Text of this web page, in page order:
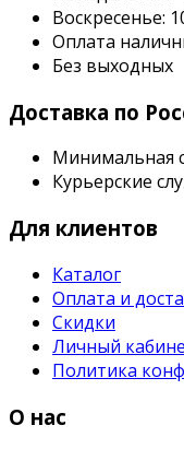
Воскресенье:
Оплата
Без выходных
Доставка по
Минимальная
Курьерские
Для клиентов
Каталог
Оплата и
Скидки
Личный
Политика
О нас